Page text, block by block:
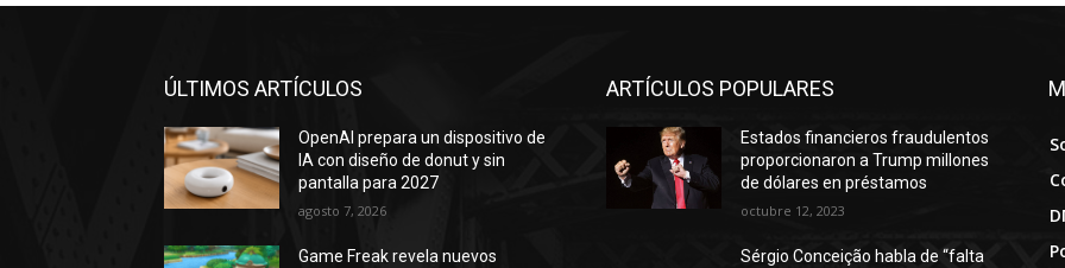
ÚLTIMOS ARTÍCULOS
OpenAI prepara un dispositivo de
IA con diseño de donut y sin
pantalla para 2027
agosto 7, 2026
Game Freak revela nuevos
ARTÍCULOS POPULARES
Estados financieros fraudulentos
proporcionaron a Trump millones
de dólares en préstamos
octubre 12, 2023
Sérgio Conceição habla de “falta